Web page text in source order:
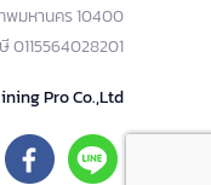
พมหานคร 10400
0115564028201
Pro Co.,Ltd